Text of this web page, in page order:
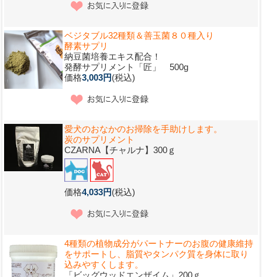
ベジタブル32種類＆善玉菌８０種入り
酵素サプリ
納豆菌培養エキス配合！
発酵サプリメント「匠」 500g
価格3,003円(税込)
愛犬のおなかのお掃除を手助けします。
炭のサプリメント
CZARNA【チャルナ】300ｇ
価格4,033円(税込)
4種類の植物成分がパートナーのお腹の健康維持
をサポートし、脂質やタンパク質を身体に取り
込みやすくします。